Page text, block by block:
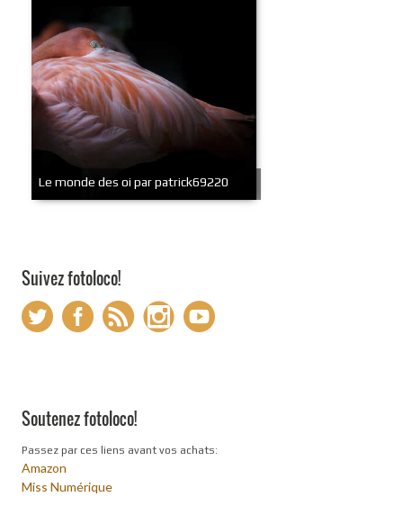
Le monde des oi par patrick69220
Suivez fotoloco!
Soutenez fotoloco!
Passez par ces liens avant vos achats:
Amazon
Miss Numérique